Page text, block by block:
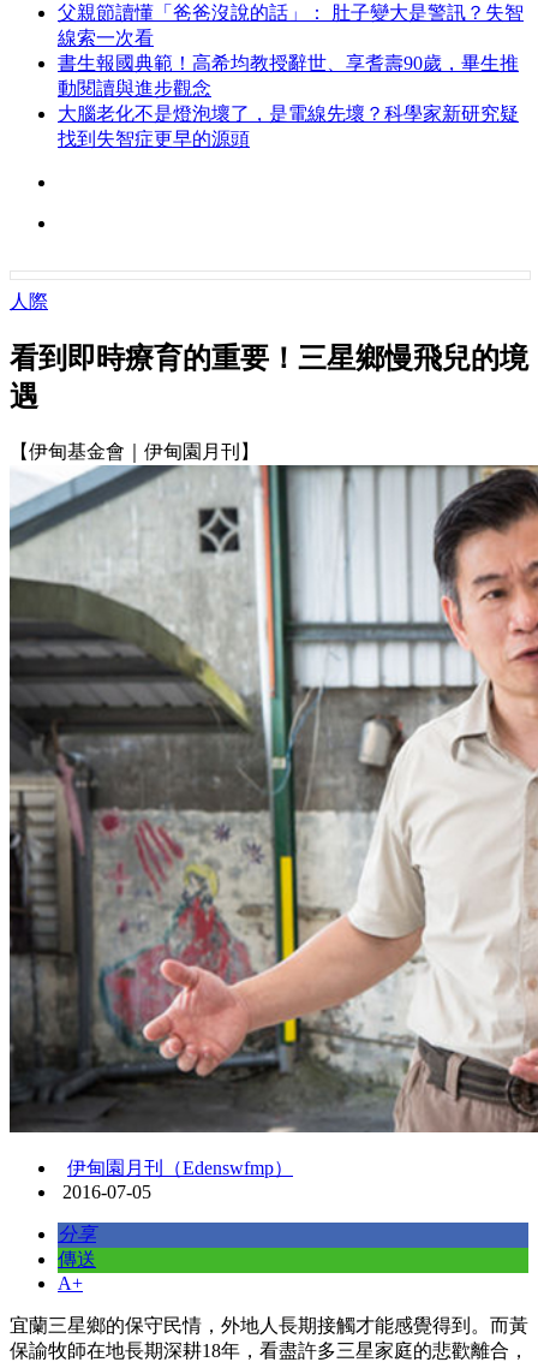
父親節讀懂「爸爸沒說的話」： 肚子變大是警訊？失智
線索一次看
書生報國典範！高希均教授辭世、享耆壽90歲，畢生推
動閱讀與進步觀念
大腦老化不是燈泡壞了，是電線先壞？科學家新研究疑
找到失智症更早的源頭
人際
看到即時療育的重要！三星鄉慢飛兒的境
遇
【伊甸基金會｜伊甸園月刊】
伊甸園月刊（Edenswfmp）
2016-07-05
分享
傳送
A+
宜蘭三星鄉的保守民情，外地人長期接觸才能感覺得到。而黃
保諭牧師在地長期深耕18年，看盡許多三星家庭的悲歡離合，